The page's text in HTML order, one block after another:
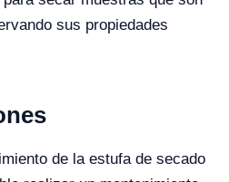
sus propiedades
de la estufa de secado